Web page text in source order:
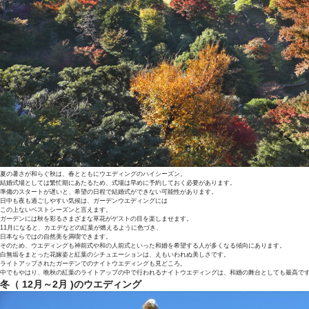
夏の暑さが和らぐ秋は、春とともにウエディングのハイシーズン。
結婚式場としては繁忙期にあたるため、式場は早めに予約しておく必要があります。
準備のスタートが遅いと、希望の日程で結婚式ができない可能性があります。
日中も夜も過ごしやすい気候は、ガーデンウエディングには
この上ないベストシーズンと言えます。
ガーデンには秋を彩るさまざまな草花がゲストの目を楽しませます。
11月になると、カエデなどの紅葉が燃えるように色づき、
日本ならではの自然美を満喫できます。
そのため、ウエディングも神前式や和の人前式といった和婚を希望する人が多くなる傾向にあります。
白無垢をまとった花嫁姿と紅葉のシチュエーションは、えもいわれぬ美しさです。
ライトアップされたガーデンでのナイトウエディングも見どころ。
中でもやはり、晩秋の紅葉のライトアップの中で行われるナイトウエディングは、和婚の舞台としても最高で
冬（ 12月～2月 )のウエディング